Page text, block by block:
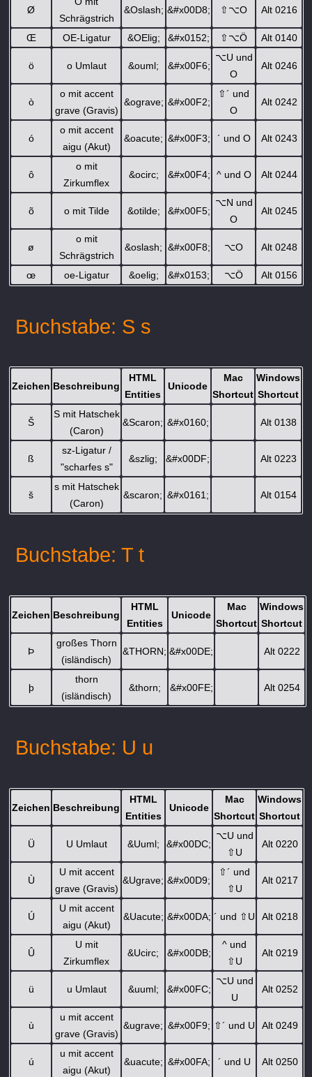
Ø
Schrägstrich
&Oslash; &#x00D8; ⇧ ⌥O Alt 0216
Œ OE-Ligatur &OElig; &#x0152; ⇧ ⌥Ö Alt 0140
ö o Umlaut &ouml; &#x00F6;
⌥U und
O
Alt 0246
ò
o mit accent
grave (Gravis)
&ograve; &#x00F2;
⇧´ und
O
Alt 0242
ó
o mit accent
aigu (Akut)
&oacute; &#x00F3; ´ und O Alt 0243
ô
o mit
Zirkumflex
&ocirc; &#x00F4; ^ und O Alt 0244
õ o mit Tilde &otilde; &#x00F5;
⌥N und
O
Alt 0245
ø
o mit
Schrägstrich
&oslash; &#x00F8; ⌥O Alt 0248
œ oe-Ligatur &oelig; &#x0153; ⌥Ö Alt 0156
Buchstabe: S s
Zeichen Beschreibung
HTML
Entities
Unicode
Mac
Shortcut
Windows
Shortcut
Š
S mit Hatschek
(Caron)
&Scaron; &#x0160; Alt 0138
ß
sz-Ligatur /
"scharfes s"
&szlig; &#x00DF; Alt 0223
š
s mit Hatschek
(Caron)
&scaron; &#x0161; Alt 0154
Buchstabe: T t
Zeichen Beschreibung
HTML
Entities
Unicode
Mac
Shortcut
Windows
Shortcut
Þ
großes Thorn
(isländisch)
&THORN; &#x00DE; Alt 0222
þ
thorn
(isländisch)
&thorn; &#x00FE; Alt 0254
Buchstabe: U u
Zeichen Beschreibung
HTML
Entities
Unicode
Mac
Shortcut
Windows
Shortcut
Ü U Umlaut &Uuml; &#x00DC;
⌥U und
⇧ U
Alt 0220
Ù
U mit accent
grave (Gravis)
&Ugrave; &#x00D9;
⇧´ und
⇧ U
Alt 0217
Ú
U mit accent
aigu (Akut)
&Uacute; &#x00DA; ´ und ⇧ U Alt 0218
Û
U mit
Zirkumflex
&Ucirc; &#x00DB;
^ und
⇧ U
Alt 0219
ü u Umlaut &uuml; &#x00FC;
⌥U und
U
Alt 0252
ù
u mit accent
grave (Gravis)
&ugrave; &#x00F9; ⇧´ und U Alt 0249
ú
u mit accent
aigu (Akut)
&uacute; &#x00FA; ´ und U Alt 0250